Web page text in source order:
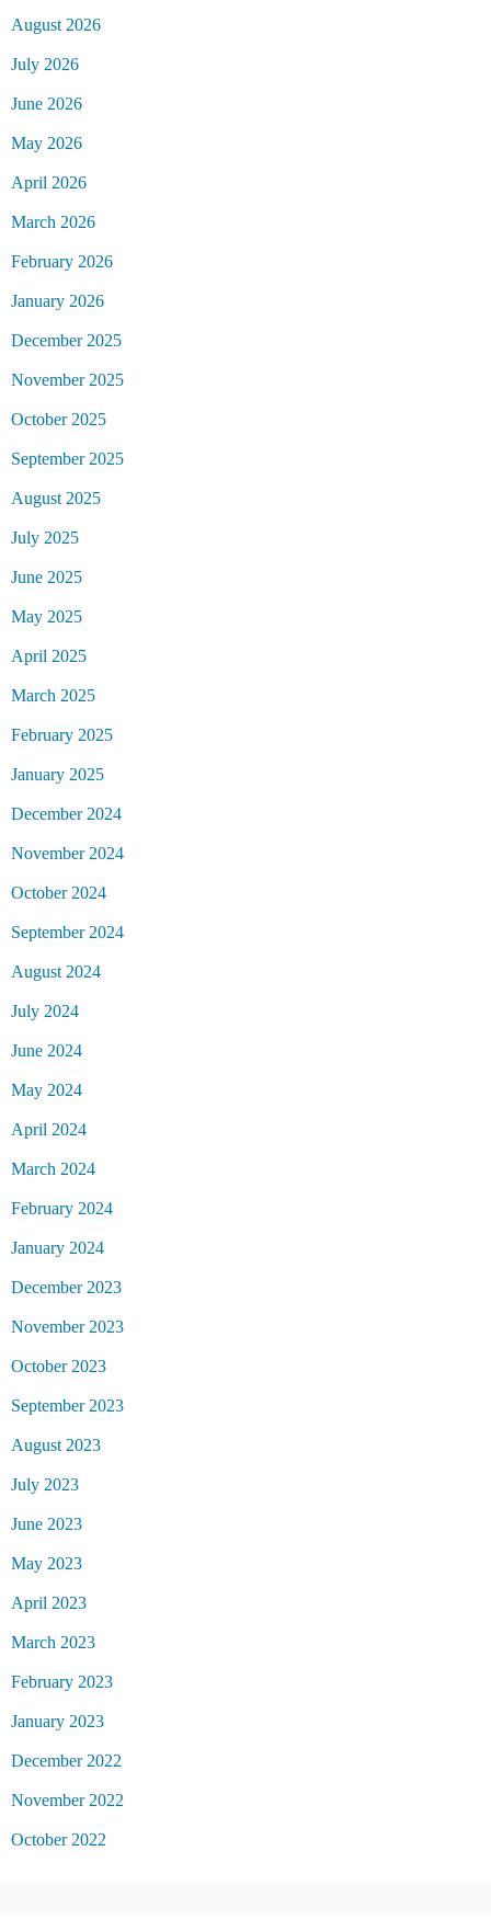
August 2026
July 2026
June 2026
May 2026
April 2026
March 2026
February 2026
January 2026
December 2025
November 2025
October 2025
September 2025
August 2025
July 2025
June 2025
May 2025
April 2025
March 2025
February 2025
January 2025
December 2024
November 2024
October 2024
September 2024
August 2024
July 2024
June 2024
May 2024
April 2024
March 2024
February 2024
January 2024
December 2023
November 2023
October 2023
September 2023
August 2023
July 2023
June 2023
May 2023
April 2023
March 2023
February 2023
January 2023
December 2022
November 2022
October 2022